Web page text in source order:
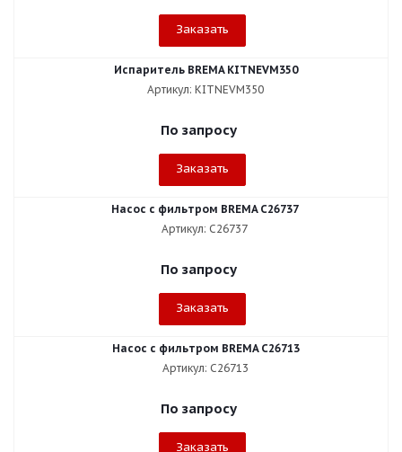
Заказать
Испаритель BREMA KITNEVM350
Артикул: KITNEVM350
По запросу
Заказать
Насос с фильтром BREMA C26737
Артикул: C26737
По запросу
Заказать
Насос с фильтром BREMA C26713
Артикул: C26713
По запросу
Заказать